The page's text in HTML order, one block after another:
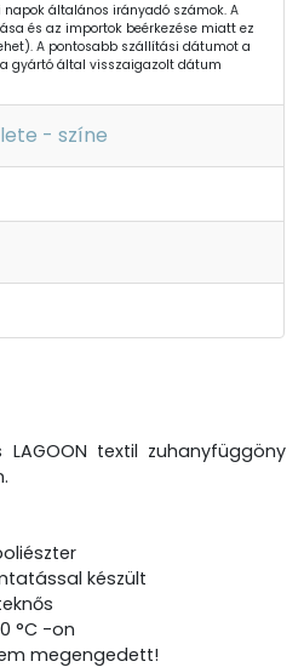
általános irányadó számok. A
és az importok beérkezése miatt ez
A pontosabb szállítási dátumot a
gyártó által visszaigazolt dátum
- színe
textil zuhanyfüggöny
készült
°C -on
megengedett!